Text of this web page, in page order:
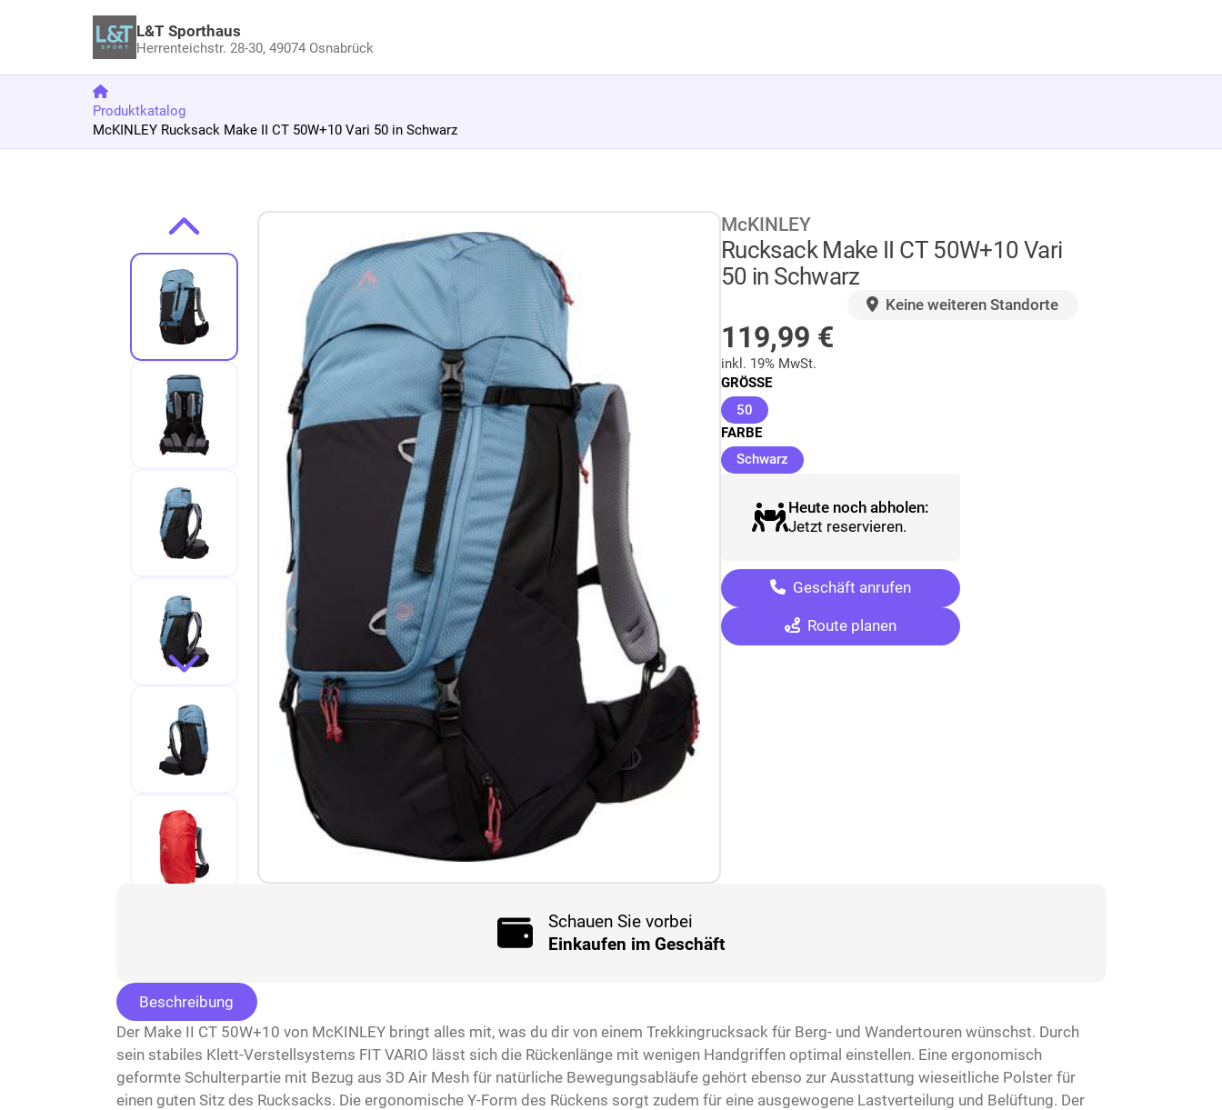
L&T Sporthaus
Herrenteichstr. 28-30,49074 Osnabrück
Produktkatalog
McKINLEY Rucksack Make II CT 50W+10 Vari 50 in Schwarz
Zur Produktbeschreibung springen McKINLEY
Rucksack Make II CT 50W+10 Vari
50 in Schwarz
Keine weiteren Standorte
119,99 €
inkl. 19% MwSt.
GRÖSSE
50 (ausgewählt)
FARBE
Schwarz (ausgewählt)
Heute noch abholen:
Jetzt reservieren.
Geschäft anrufen
Route planen
Schauen Sie vorbei
Einkaufen im Geschäft
Beschreibung
Der Make II CT 50W+10 von McKINLEY bringt alles mit, was du dir von einem Trekkingrucksack für Berg- und Wandertouren wünschst. Durch
sein stabiles Klett-Verstellsystems FIT VARIO lässt sich die Rückenlänge mit wenigen Handgriffen optimal einstellen. Eine ergonomisch
geformte Schulterpartie mit Bezug aus 3D Air Mesh für natürliche Bewegungsabläufe gehört ebenso zur Ausstattung wieseitliche Polster für
einen guten Sitz des Rucksacks. Die ergonomische Y-Form des Rückens sorgt zudem für eine ausgewogene Lastverteilung und Belüftung. Der